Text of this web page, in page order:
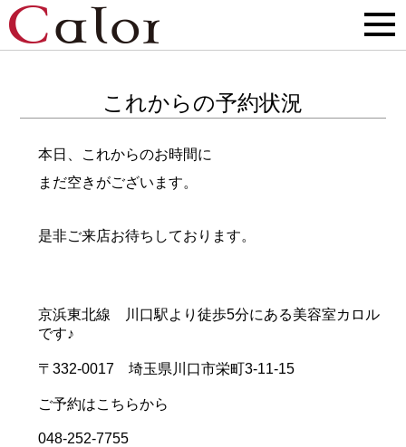
これからの予約状況
本日、これからのお時間に
まだ空きがございます。
是非ご来店お待ちしております。
京浜東北線 川口駅より徒歩5分にある美容室カロル
です♪
〒332-0017 埼玉県川口市栄町3-11-15
ご予約はこちらから
048-252-7755